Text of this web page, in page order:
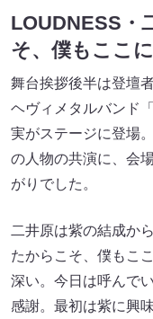
LOUDNESS・
そ、僕もここ
舞台挨拶後半は登壇
ヘヴィメタルバンド
実がステージに登場
の人物の共演に、会
がりでした。
二井原は紫の結成か
たからこそ、僕もこ
深い。今日は呼んで
感謝。最初は紫に興